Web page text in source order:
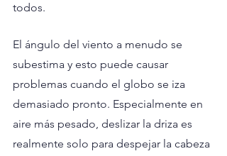
todos.
El ángulo del viento a menudo se
subestima y esto puede causar
problemas cuando el globo se iza
demasiado pronto. Especialmente en
aire más pesado, deslizar la driza es
realmente solo para despejar la cabeza